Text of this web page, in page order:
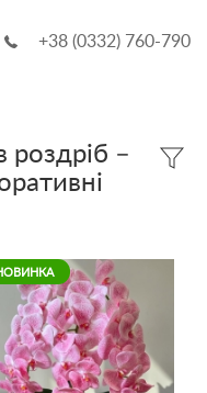
+38 (0332) 760-790
роздріб –